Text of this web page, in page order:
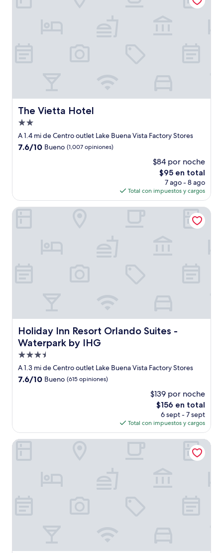
The Vietta Hotel
The Vietta Hotel
Propiedad
de
2.0
A 1.4 mi de Centro outlet Lake Buena Vista Factory Stores
7.6
7.6/10 Bueno (1,007 opiniones)
$84 por noche
El
precio
actual
es
de
$95 en total
7 ago - 8 ago
Total con impuestos y cargos
Holiday Inn Resort Orlando Suites -
Waterpark by IHG
Holiday Inn Resort Orlando Suites - Waterpark by IHG
Propiedad
de
3.5
A 1.3 mi de Centro outlet Lake Buena Vista Factory Stores
7.6
7.6/10 Bueno (615 opiniones)
$139 por noche
El
precio
actual
es
de
$156 en total
6 sept - 7 sept
Total con impuestos y cargos
Holiday Inn Resort Orlando Suites - Waterpark by IHG
Hilton Vacation Club Grand Beach Orlando